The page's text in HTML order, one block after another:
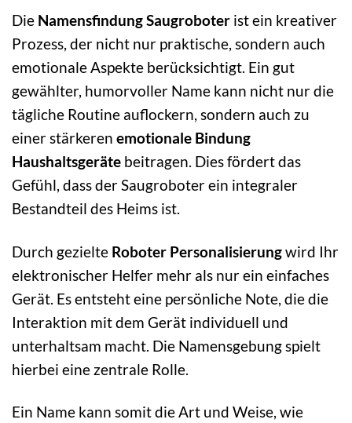
Die Namensfindung Saugroboter ist ein kreativer
Prozess, der nicht nur praktische, sondern auch
emotionale Aspekte berücksichtigt. Ein gut
gewählter, humorvoller Name kann nicht nur die
tägliche Routine auflockern, sondern auch zu
einer stärkeren emotionale Bindung
Haushaltsgeräte beitragen. Dies fördert das
Gefühl, dass der Saugroboter ein integraler
Bestandteil des Heims ist.
Durch gezielte Roboter Personalisierungwird Ihr
elektronischer Helfer mehr als nur ein einfaches
Gerät. Es entsteht eine persönliche Note, die die
Interaktion mit dem Gerät individuell und
unterhaltsam macht. Die Namensgebung spielt
hierbei eine zentrale Rolle.
Ein Name kann somit die Art und Weise, wie